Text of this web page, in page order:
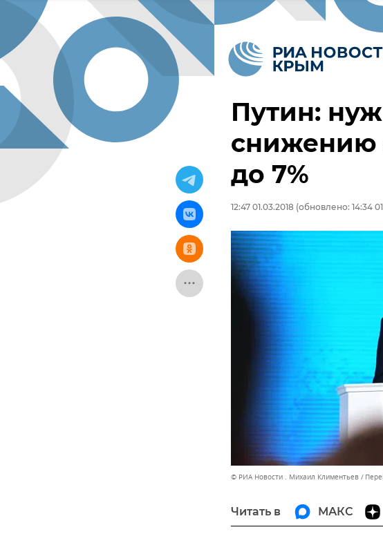
Путин:
снижению
до 7%
12:47 01.03.2018 (обновлено: 14:34
© РИА Новости . Михаил Климентьев
Читать в МАКС